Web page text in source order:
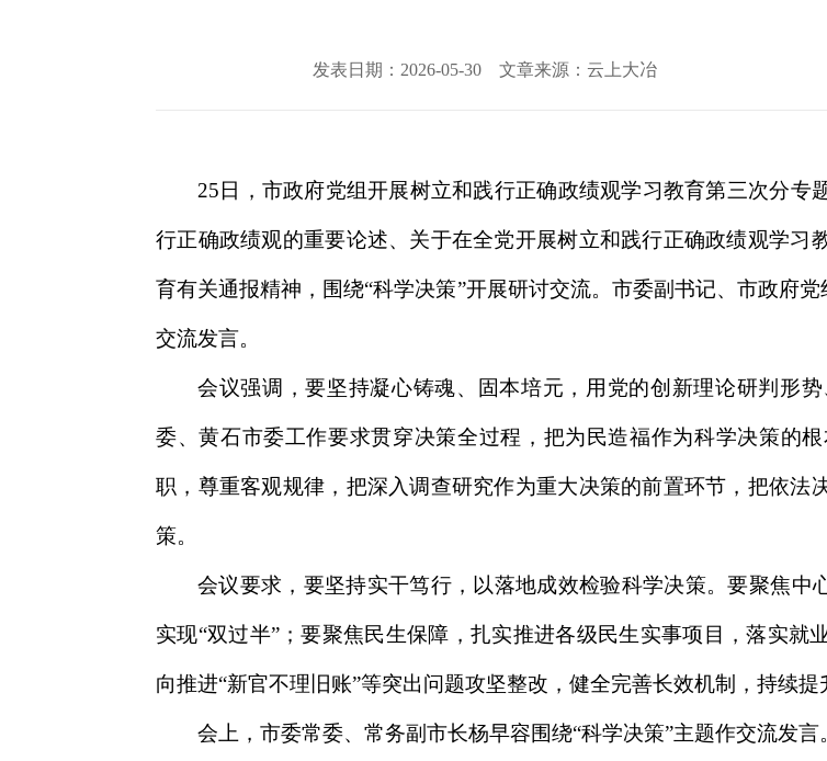
发表日期：2026-05-30 文章来源：云上大冶
25日，市政府党组开展树立和践行正确政绩观学习教育第三次分
行正确政绩观的重要论述、关于在全党开展树立和践行正确政绩观学习
育有关通报精神，围绕“科学决策”开展研讨交流。市委副书记、市政府
交流发言。
会议强调，要坚持凝心铸魂、固本培元，用党的创新理论研判形
委、黄石市委工作要求贯穿决策全过程，把为民造福作为科学决策的
职，尊重客观规律，把深入调查研究作为重大决策的前置环节，把依
策。
会议要求，要坚持实干笃行，以落地成效检验科学决策。要聚焦中
实现“双过半”；要聚焦民生保障，扎实推进各级民生实事项目，落实
向推进“新官不理旧账”等突出问题攻坚整改，健全完善长效机制，持续提
会上，市委常委、常务副市长杨早容围绕“科学决策”主题作交流发言